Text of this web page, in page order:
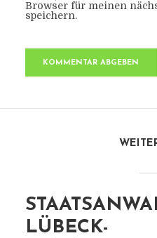
Browser für meinen
speichern.
LÜBECK-